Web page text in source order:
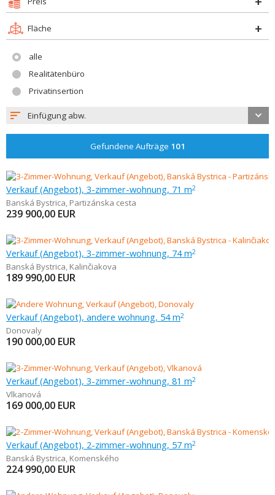
Fläche
alle
Realitätenbüro
Privatinsertion
Einfügung abw.
Gefundene Aufträge 101
Verkauf (Angebot), 3-zimmer-wohnung, 71 m2
Banská Bystrica, Partizánska cesta
239 900,00 EUR
Verkauf (Angebot), 3-zimmer-wohnung, 74 m2
Banská Bystrica, Kalinčiakova
189 990,00 EUR
Verkauf (Angebot), andere wohnung, 54 m2
Donovaly
190 000,00 EUR
Verkauf (Angebot), 3-zimmer-wohnung, 81 m2
Vlkanová
169 000,00 EUR
Verkauf (Angebot), 2-zimmer-wohnung, 57 m2
Banská Bystrica, Komenského
224 990,00 EUR